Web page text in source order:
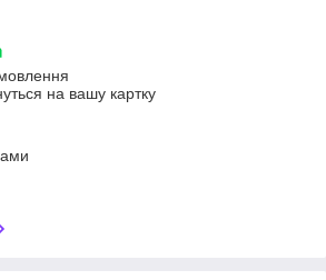
на вашу картку